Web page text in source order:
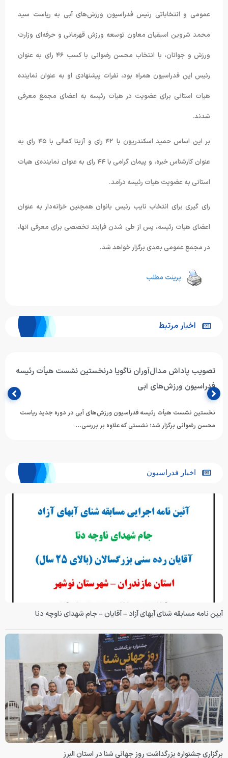
عمومی و انتخاباتی رئیس فدراسیون ورزش‌های آبی به ریاست سید
محمد شروین اسبقیان معاون توسعه ورزش قهرمانی و حرفه‌ای وزارت
ورزش و جوانان، با انتخاب محسن رضوانی با کسب ۴۶ رای به عنوان
رئیس این فدراسیون همراه بود، نفرات پیشنهادی او به عنوان نماینده
هیات استانی برای عضویت در هیات رئیسه به اعضای مجمع معرفی
شدند.
بر این اساس حمید اسکندریون با ۴۲ رای و آزیتا کمالی با ۴۵ رای به
عنوان کارشناس خبره، و پیمان گرامی با ۴۴ رای به عنوان نماینده‌ی هیات
استانی به عضویت هیات رئیسه درآمد.
رای گیری برای انتخاب نایب رئیس بانوان همچنین خزانه‌دار به عنوان
اعضای هیات رئیسه، پس از طی شدن فرایند تخصصی برای معرفی آنها،
در مجمع عمومی بعدی برگزار خواهد شد.
پرینت مطلب
اخبار مرتبط
تصویب پاداش مدال‌آوران ناگویا درنخستین نشست هیأت رئیسه
فدراسیون ورزش‌های آبی
نخستین نشست هیأت رئیسه فدراسیون ورزش‌های آبی در دوره جدید ریاست
محسن رضوانی برگزار شد؛ نشستی که علاوه بر بررسی…
اخبار فدراسیون
آیین نامه مسابقه شنای آبهای آزاد – آقایان – جام شهدای ناوچه دنا
برگزاری جشنواره بزرگداشت روز جهانی شنا در استان البرز